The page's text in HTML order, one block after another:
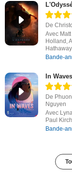
De
Avec
Holland,
Hathaway
Bande-
In Waves
De
Nguyen
Avec
Paul
Bande-